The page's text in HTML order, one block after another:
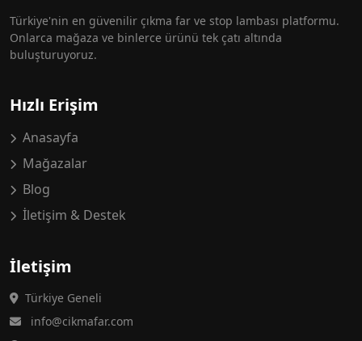
Türkiye'nin en güvenilir çıkma far ve stop lambası platformu.
Onlarca mağaza ve binlerce ürünü tek çatı altında
buluşturuyoruz.
Hızlı Erişim
Anasayfa
Mağazalar
Blog
İletişim & Destek
İletişim
Türkiye Geneli
info@cikmafar.com